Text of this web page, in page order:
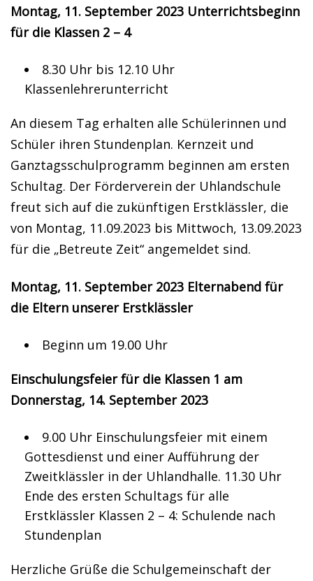
Montag, 11. September 2023 Unterrichtsbeginn
für die Klassen 2 – 4
8.30 Uhr bis 12.10 Uhr
Klassenlehrerunterricht
An diesem Tag erhalten alle Schülerinnen und
Schüler ihren Stundenplan. Kernzeit und
Ganztagsschulprogramm beginnen am ersten
Schultag. Der Förderverein der Uhlandschule
freut sich auf die zukünftigen Erstklässler, die
von Montag, 11.09.2023 bis Mittwoch, 13.09.2023
für die „Betreute Zeit“ angemeldet sind.
Montag, 11. September 2023 Elternabend für
die Eltern unserer Erstklässler
Beginn um 19.00 Uhr
Einschulungsfeier für die Klassen 1 am
Donnerstag, 14. September 2023
9.00 Uhr Einschulungsfeier mit einem
Gottesdienst und einer Aufführung der
Zweitklässler in der Uhlandhalle. 11.30 Uhr
Ende des ersten Schultags für alle
Erstklässler Klassen 2 – 4: Schulende nach
Stundenplan
Herzliche Grüße die Schulgemeinschaft der